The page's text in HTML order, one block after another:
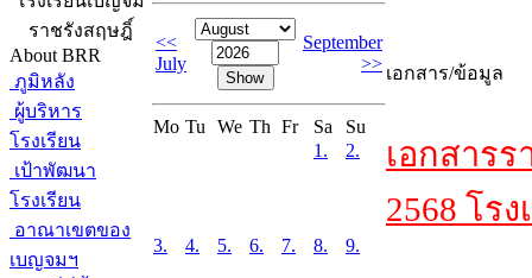
ราชรังสฤษฎิ์
About BRR
ภูมิหลัง
ผู้บริหาร
โรงเรียน
เป้าพัฒนา
โรงเรียน
อาณาเขตของ
เบญจมฯ
<<
July
September
>>
Mo Tu We Th Fr Sa
Su
1.
2.
3. 4. 5. 6. 7. 8. 9.
เอกสาร/ข้อมูล
เอกสาร
2568 โร